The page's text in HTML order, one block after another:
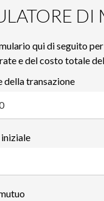
DI
qui di seguito
e del costo totale
della transazione